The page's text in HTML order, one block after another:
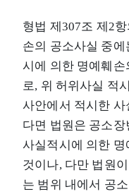
형법 제307조 제2
손의 공소사실 중
시에 의한 명예훼손
로, 위 허위사실 적
사안에서 적시한 사
다면 법원은 공소
사실적시에 의한
것이나, 다만 법원
는 범위 내에서 공